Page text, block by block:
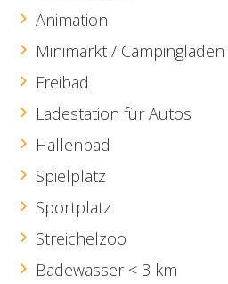
Animation
Minimarkt / Campingladen
Freibad
Ladestation für Autos
Hallenbad
Spielplatz
Sportplatz
Streichelzoo
Badewasser < 3 km